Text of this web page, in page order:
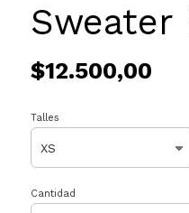
Sweater
$12.500,00
Talles
Cantidad